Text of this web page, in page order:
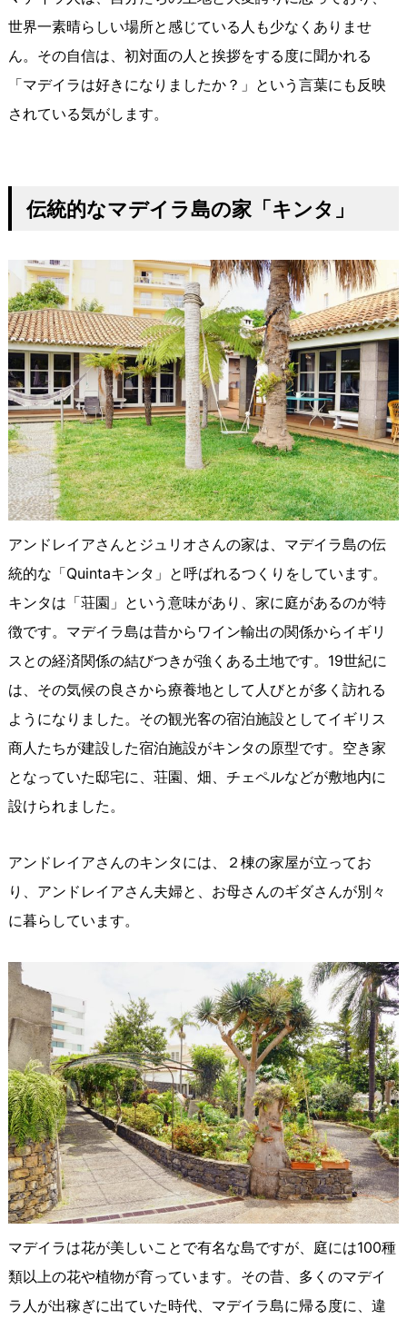
世界一素晴らしい場所と感じている人も少なくありませ
ん。その自信は、初対面の人と挨拶をする度に聞かれる
「マデイラは好きになりましたか？」という言葉にも反映
されている気がします。
伝統的なマデイラ島の家「キンタ」
アンドレイアさんとジュリオさんの家は、マデイラ島の伝
統的な「Quintaキンタ」と呼ばれるつくりをしています。
キンタは「荘園」という意味があり、家に庭があるのが特
徴です。マデイラ島は昔からワイン輸出の関係からイギリ
スとの経済関係の結びつきが強くある土地です。19世紀に
は、その気候の良さから療養地として人びとが多く訪れる
ようになりました。その観光客の宿泊施設としてイギリス
商人たちが建設した宿泊施設がキンタの原型です。空き家
となっていた邸宅に、荘園、畑、チェペルなどが敷地内に
設けられました。
アンドレイアさんのキンタには、２棟の家屋が立ってお
り、アンドレイアさん夫婦と、お母さんのギダさんが別々
に暮らしています。
マデイラは花が美しいことで有名な島ですが、庭には100種
類以上の花や植物が育っています。その昔、多くのマデイ
ラ人が出稼ぎに出ていた時代、マデイラ島に帰る度に、違